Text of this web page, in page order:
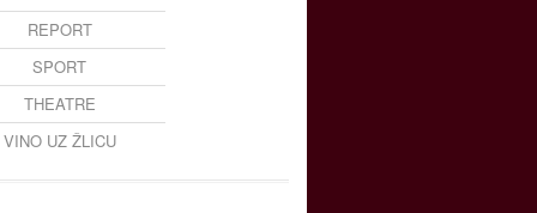
REPORT
SPORT
THEATRE
VINO UZ ŽLICU